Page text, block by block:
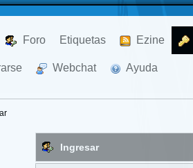
Foro Etiquetas Ezine
Webchat Ayuda
Ingresar